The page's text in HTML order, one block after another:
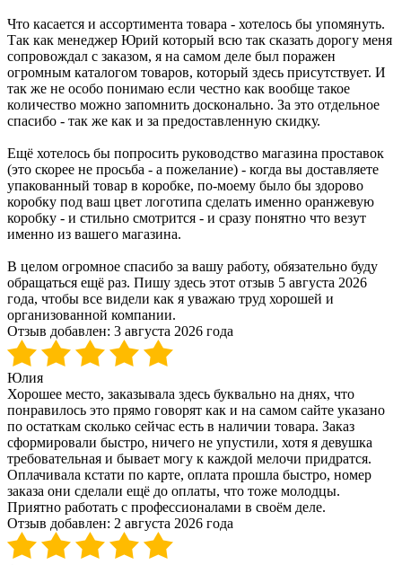
Что касается и ассортимента товара - хотелось бы упомянуть.
Так как менеджер Юрий который всю так сказать дорогу меня
сопровождал с заказом, я на самом деле был поражен
огромным каталогом товаров, который здесь присутствует. И
так же не особо понимаю если честно как вообще такое
количество можно запомнить досконально. За это отдельное
спасибо - так же как и за предоставленную скидку.
Ещё хотелось бы попросить руководство магазина проставок
(это скорее не просьба - а пожелание) - когда вы доставляете
упакованный товар в коробке, по-моему было бы здорово
коробку под ваш цвет логотипа сделать именно оранжевую
коробку - и стильно смотрится - и сразу понятно что везут
именно из вашего магазина.
В целом огромное спасибо за вашу работу, обязательно буду
обращаться ещё раз. Пишу здесь этот отзыв 5 августа 2026
года, чтобы все видели как я уважаю труд хорошей и
организованной компании.
Отзыв добавлен: 3 августа 2026 года
Юлия
Хорошее место, заказывала здесь буквально на днях, что
понравилось это прямо говорят как и на самом сайте указано
по остаткам сколько сейчас есть в наличии товара. Заказ
сформировали быстро, ничего не упустили, хотя я девушка
требовательная и бывает могу к каждой мелочи придратся.
Оплачивала кстати по карте, оплата прошла быстро, номер
заказа они сделали ещё до оплаты, что тоже молодцы.
Приятно работать с профессионалами в своём деле.
Отзыв добавлен: 2 августа 2026 года